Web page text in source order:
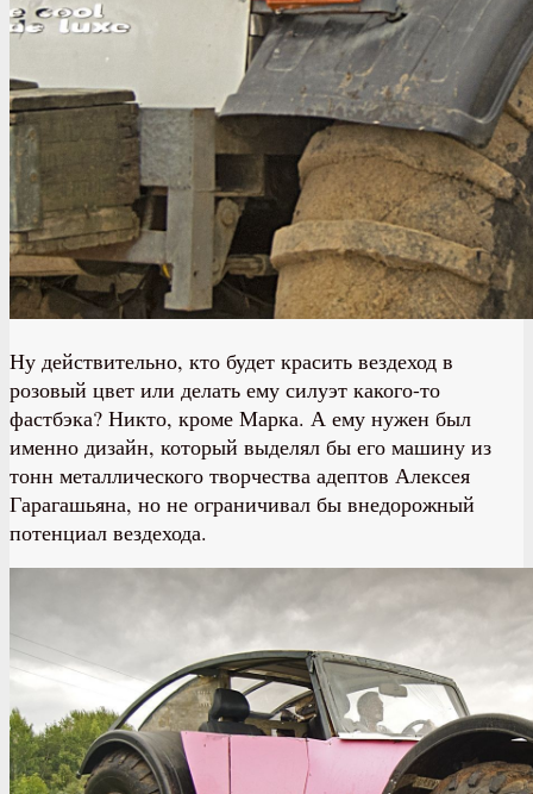
Ну действительно, кто будет красить вездеход в
розовый цвет или делать ему силуэт какого-то
фастбэка? Никто, кроме Марка. А ему нужен был
именно дизайн, который выделял бы его машину из
тонн металлического творчества адептов Алексея
Гарагашьяна, но не ограничивал бы внедорожный
потенциал вездехода.